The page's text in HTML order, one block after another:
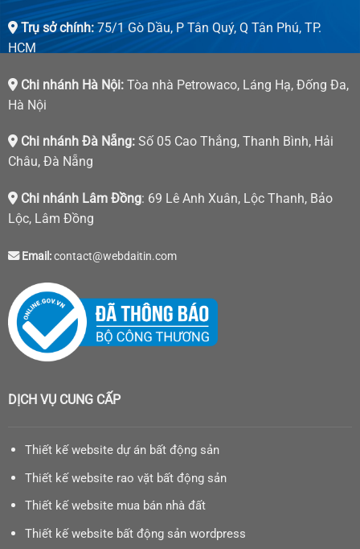
Trụ sở chính:75/1 Gò Dầu, P Tân Quý, Q Tân Phú, TP.
HCM
Chi nhánh Hà Nội:Tòa nhà Petrowaco, Láng Hạ, Đống Đa,
Hà Nội
Chi nhánh Đà Nẵng:Số 05 Cao Thắng, Thanh Bình, Hải
Châu, Đà Nẵng
Chi nhánh Lâm Đồng: 69 Lê Anh Xuân, Lộc Thanh, Bảo
Lộc, Lâm Đồng
Email:contact@webdaitin.com
DỊCH VỤ CUNG CẤP
Thiết kế website dự án bất động sản
Thiết kế website rao vặt bất động sản
Thiết kế website mua bán nhà đất
Thiết kế website bất động sản wordpress